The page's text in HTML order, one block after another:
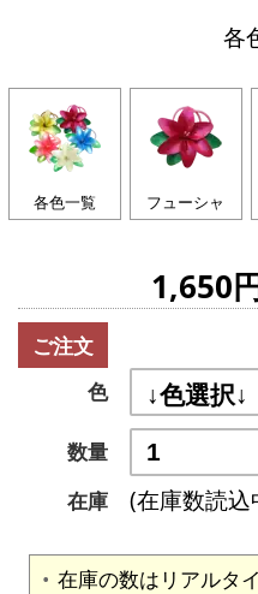
各
各色一覧 フューシャ
1,650
ご注文
色
数量
在庫
(在庫数読込
在庫の数はリアルタ